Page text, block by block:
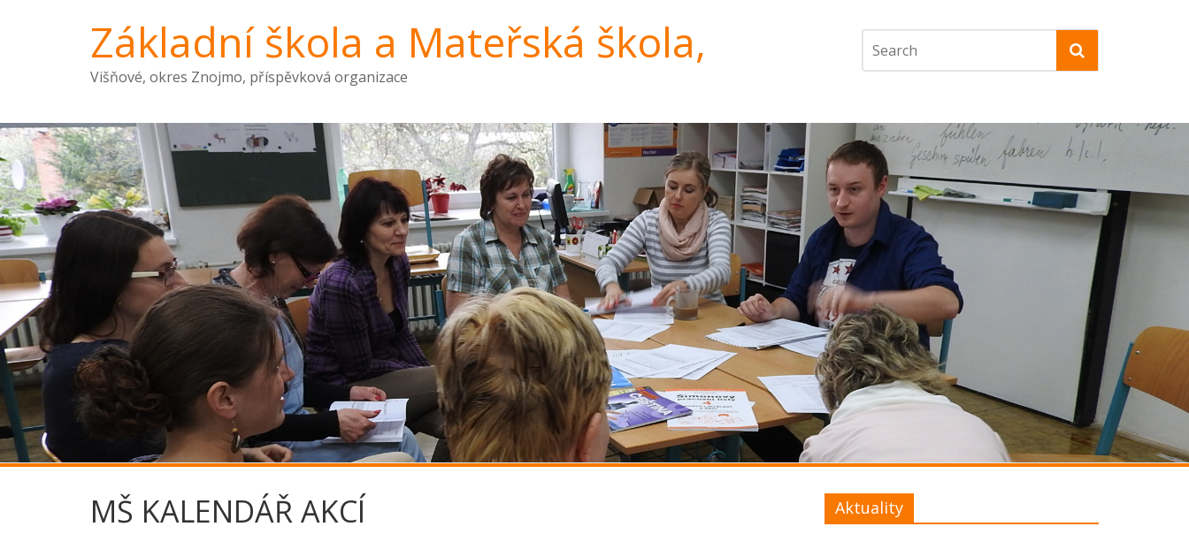
Základní škola a Mateřská škola,
Višňové, okres Znojmo, příspěvková organizace
MŠ KALENDÁŘ AKCÍ Aktuality